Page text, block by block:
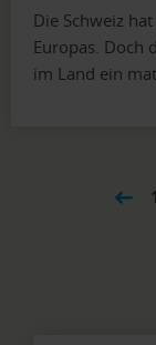
Die Schweiz
Europas. Doch
im Land ein
1